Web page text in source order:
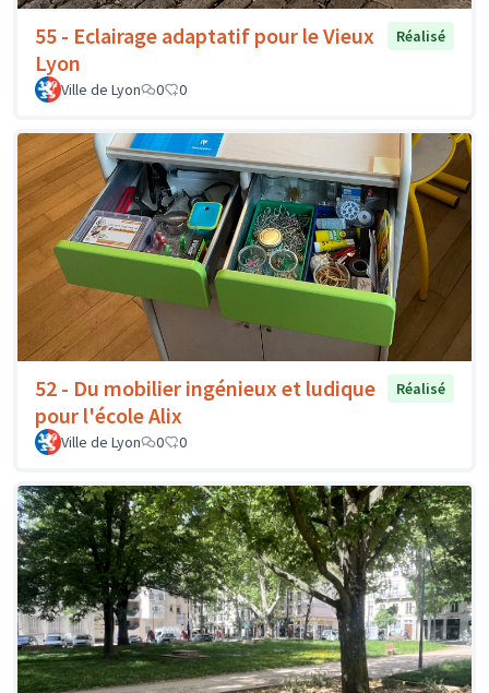
55 - Eclairage adaptatif pour le Vieux
Lyon
Réalisé
Ville de Lyon 0 0
52 - Du mobilier ingénieux et ludique
pour l'école Alix
Réalisé
Ville de Lyon 0 0